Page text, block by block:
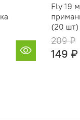
Fly 19
(20 шт)
209 ₽
149 ₽